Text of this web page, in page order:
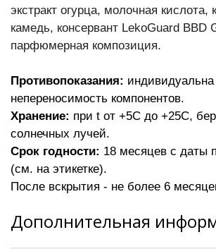
экстракт огурца, молочная кислота,
камедь, консервант LekoGuard BBD
парфюмерная композиция.
Противопоказания: индивидуальна
непереносимость компонентов.
Хранение: при t от +5С до +25С,
солнечных лучей.
Срок годности: 18 месяцев с даты
(см. на этикетке).
После вскрытия - не более 6
Дополнительная